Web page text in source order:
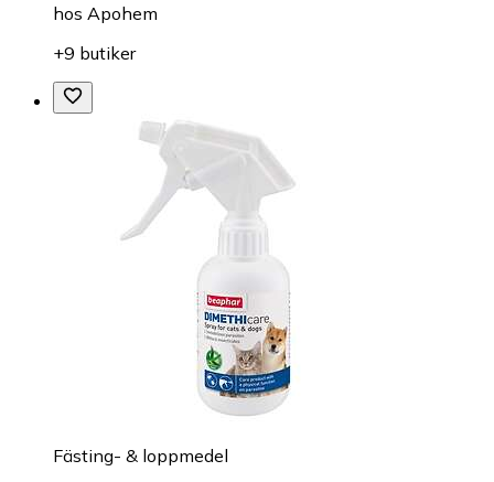
hos Apohem
+9 butiker
Fästing- & loppmedel